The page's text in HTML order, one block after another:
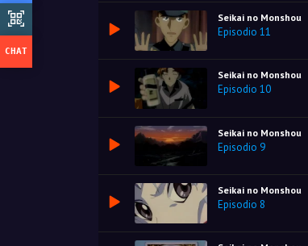
Seikai no Monshou
Episodio 11
Seikai no Monshou
Episodio 10
Seikai no Monshou
Episodio 9
Seikai no Monshou
Episodio 8